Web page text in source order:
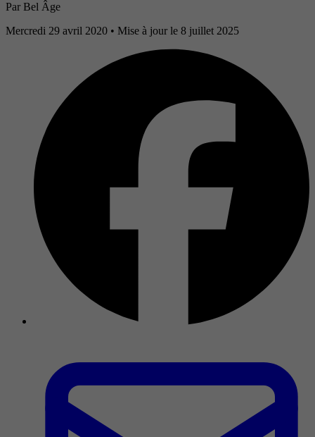
Par Bel Âge
Mercredi 29 avril 2020 • Mise à jour le 8 juillet 2025